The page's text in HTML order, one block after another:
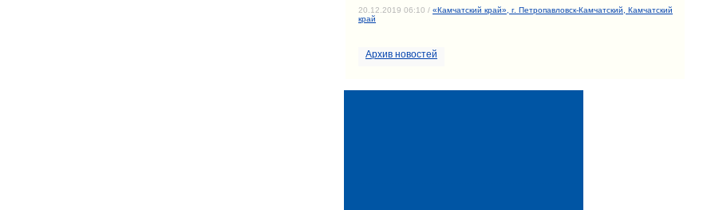
20.12.2019 06:10 / «Камчатский край», г. Петропавловск-Камчатский, Камчатский
край
Архив новостей